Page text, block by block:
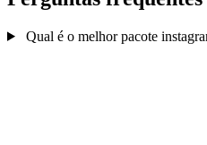
Qual é o melhor pacote